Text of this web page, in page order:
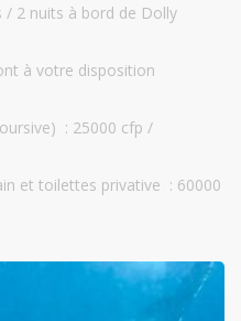
/ 2 nuits à bord de Dolly
à votre disposition
: 25000 cfp /
et toilettes privative : 60000